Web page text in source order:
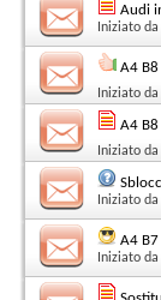
Audi
Iniziato da
A4 B8
Iniziato da
A4 B8
Iniziato da
Iniziato da
A4
Iniziato da